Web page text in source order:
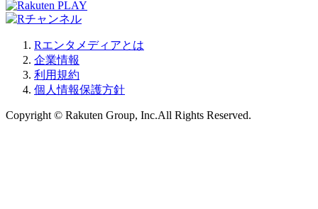
Rエンタメディアとは
企業情報
利用規約
個人情報保護方針
Copyright © Rakuten Group, Inc.All Rights Reserved.